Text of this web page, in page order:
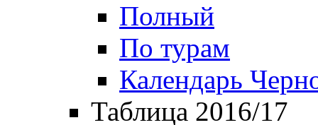
Полный
По турам
Календарь
Таблица 2016/17